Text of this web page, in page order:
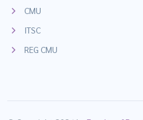
CMU
ITSC
REG CMU